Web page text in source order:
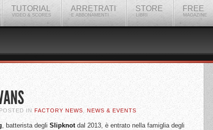
TUTORIAL
VIDEO & SCORES
ARRETRATI
E ABBONAMENTI
STORE
LIBRI
FREE
MAGAZINE
INFACTORY NEWS , NEWS & EVENTS
, batterista degliSlipknotdal 2013, è entrato nella famiglia degli